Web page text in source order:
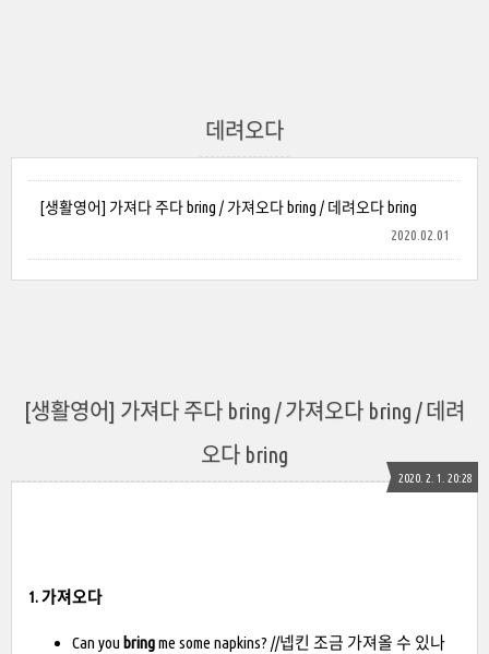
데려오다
[생활영어] 가져다 주다 bring / 가져오다 bring / 데려오다 bring
2020.02.01
[생활영어] 가져다 주다 bring / 가져오다 bring / 데려
오다 bring
2020. 2. 1. 20:28
1. 가져오다
Can you bringme some napkins? //넵킨 조금 가져올 수 있나